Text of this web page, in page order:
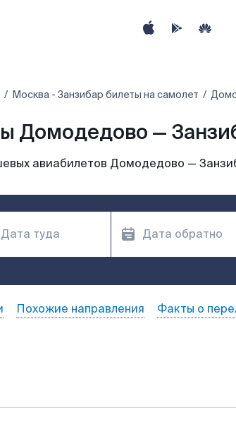
Москва - Занзибар билеты на самолет
Домодедово —
авиабилетов Домодедово —
Похожие направления Факты о